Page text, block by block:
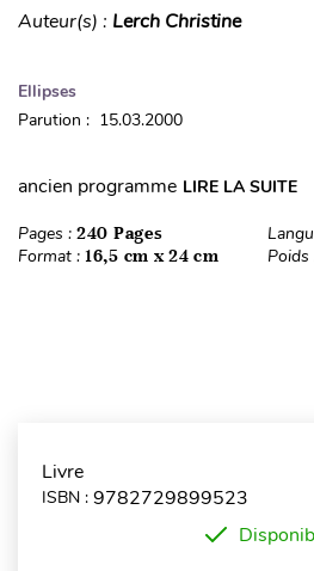
Auteur(s) : Lerch Christine
Ellipses
Parution : 15.03.2000
ancien programme LIRE LA SUITE
Pages : 240 Pages
Format : 16,5 cm x 24 cm Poids
Livre
ISBN : 9782729899523